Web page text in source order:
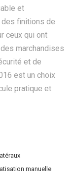
et
des finitions de
ceux qui ont
marchandises
et de
est un choix
pratique et
manuelle